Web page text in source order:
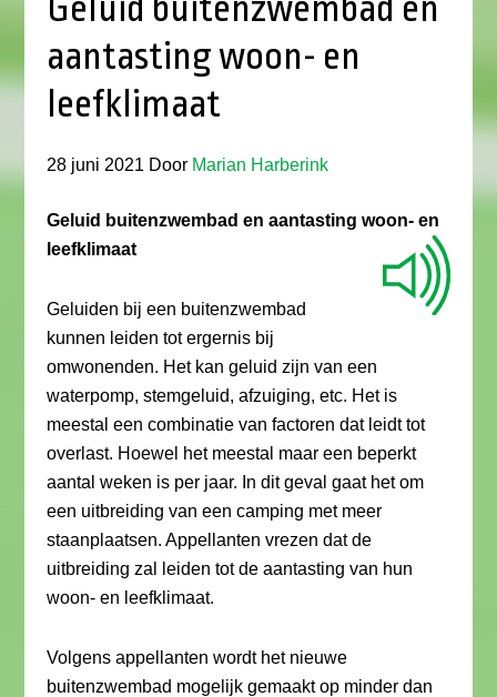
Geluid buitenzwembad en
aantasting woon- en
leefklimaat
28 juni 2021 Door Marian Harberink
Geluid buitenzwembad en aantasting woon- en
leefklimaat
Geluiden bij een buitenzwembad
kunnen leiden tot ergernis bij
omwonenden. Het kan geluid zijn van een
waterpomp, stemgeluid, afzuiging, etc. Het is
meestal een combinatie van factoren dat leidt tot
overlast. Hoewel het meestal maar een beperkt
aantal weken is per jaar. In dit geval gaat het om
een uitbreiding van een camping met meer
staanplaatsen. Appellanten vrezen dat de
uitbreiding zal leiden tot de aantasting van hun
woon- en leefklimaat.
Volgens appellanten wordt het nieuwe
buitenzwembad mogelijk gemaakt op minder dan